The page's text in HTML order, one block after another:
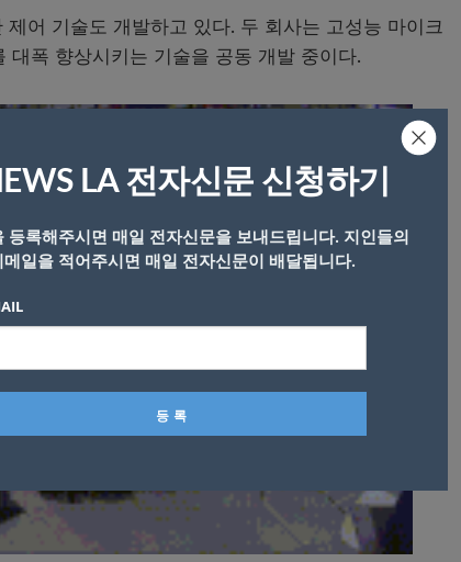
어 기술도 개발하고 있다. 두 회사는 고성능 마이크
폭 향상시키는 기술을 공동 개발 중이다.
LA 전자신문 신청하기
등록해주시면 매일 전자신문을 보내드립니다. 지인들의
메일을 적어주시면 매일 전자신문이 배달됩니다.